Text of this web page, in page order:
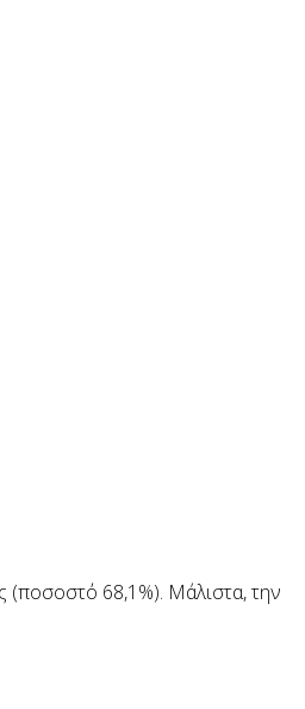
(ποσοστό 68,1%). Μάλιστα, την